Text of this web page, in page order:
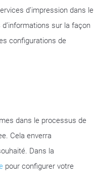
d’impression dans le
sur la façon
configurations de
dans le processus de
Cela enverra
Dans la
pour configurer votre